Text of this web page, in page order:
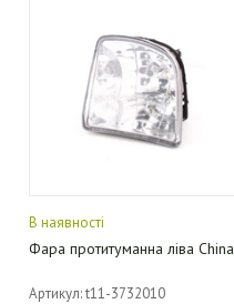
В наявності
Фара протитуманна ліва China
Артикул: t11-3732010